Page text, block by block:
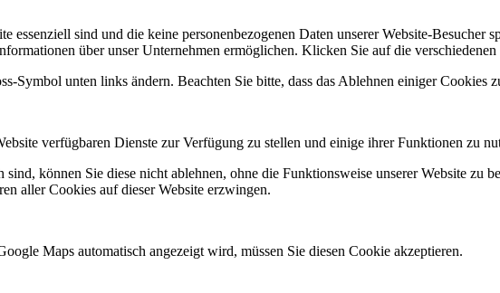
sind und die keine personenbezogenen Daten unserer Website-Besucher
über unser Unternehmen ermöglichen. Klicken Sie auf die
Symbol unten links ändern. Beachten Sie bitte, dass das Ablehnen einiger Cookies
verfügbaren Dienste zur Verfügung zu stellen und einige ihrer Funktionen zu
können Sie diese nicht ablehnen, ohne die Funktionsweise unserer Website zu
aller Cookies auf dieser Website erzwingen.
Maps automatisch angezeigt wird, müssen Sie diesen Cookie akzeptieren.